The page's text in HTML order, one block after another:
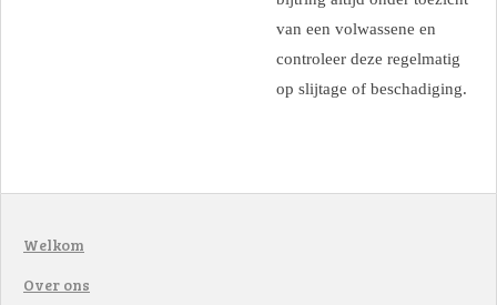
van een volwassene en
controleer deze regelmatig
op slijtage of beschadiging.
Welkom
Over ons